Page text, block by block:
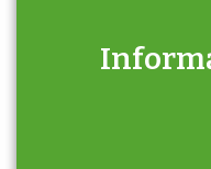
Zjistěte, jak se